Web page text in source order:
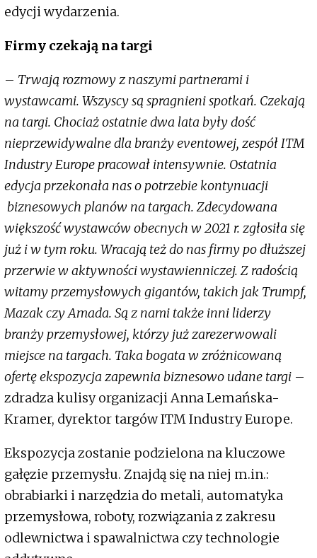
edycji wydarzenia.
Firmy czekają na targi
– Trwają rozmowy z naszymi partnerami i
wystawcami. Wszyscy są spragnieni spotkań. Czekają
na targi. Chociaż ostatnie dwa lata były dość
nieprzewidywalne dla branży eventowej, zespół ITM
Industry Europe pracował intensywnie. Ostatnia
edycja przekonała nas o potrzebie kontynuacji
biznesowych planów na targach. Zdecydowana
większość wystawców obecnych w 2021 r. zgłosiła się
już i w tym roku. Wracają też do nas firmy po dłuższej
przerwie w aktywności wystawienniczej. Z radością
witamy przemysłowych gigantów, takich jak Trumpf,
Mazak czy Amada. Są z nami także inni liderzy
branży przemysłowej, którzy już zarezerwowali
miejsce na targach. Taka bogata w zróżnicowaną
ofertę ekspozycja zapewnia biznesowo udane targi –
zdradza kulisy organizacji Anna Lemańska-
Kramer, dyrektor targów ITM Industry Europe.
Ekspozycja zostanie podzielona na kluczowe
gałęzie przemysłu. Znajdą się na niej m.in.:
obrabiarki i narzędzia do metali, automatyka
przemysłowa, roboty, rozwiązania z zakresu
odlewnictwa i spawalnictwa czy technologie